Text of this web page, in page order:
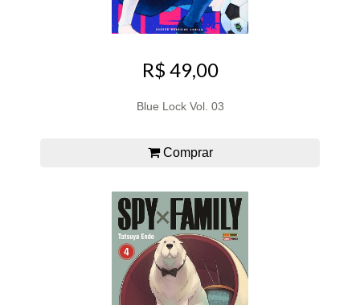
R$ 49,00
Blue Lock Vol. 03
Comprar